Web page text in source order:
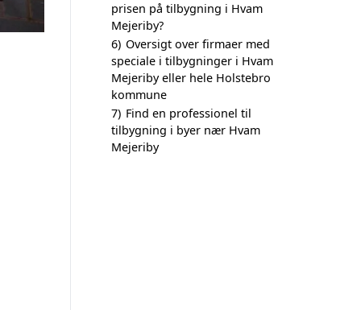
prisen på tilbygning i Hvam
Mejeriby?
6) Oversigt over firmaer med
speciale i tilbygninger i Hvam
Mejeriby eller hele Holstebro
kommune
7) Find en professionel til
tilbygning i byer nær Hvam
Mejeriby